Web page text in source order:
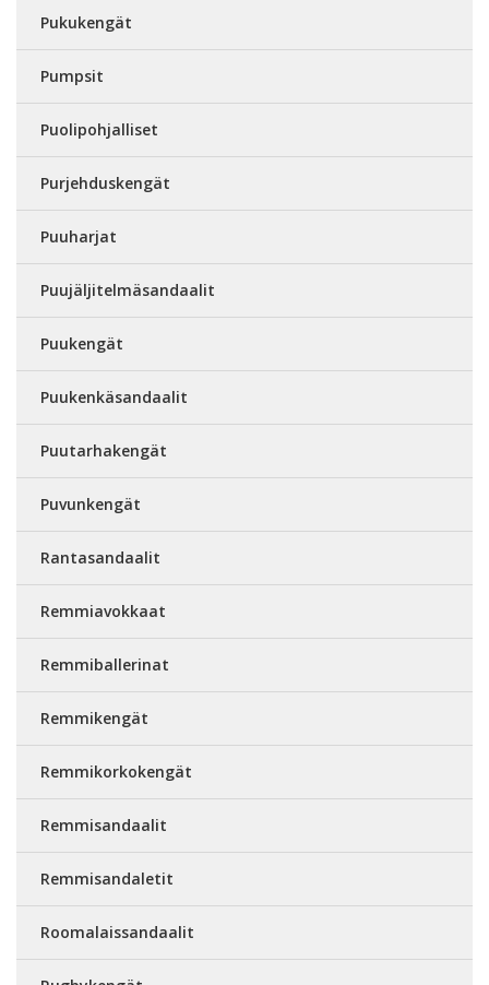
Pukukengät
Pumpsit
Puolipohjalliset
Purjehduskengät
Puuharjat
Puujäljitelmäsandaalit
Puukengät
Puukenkäsandaalit
Puutarhakengät
Puvunkengät
Rantasandaalit
Remmiavokkaat
Remmiballerinat
Remmikengät
Remmikorkokengät
Remmisandaalit
Remmisandaletit
Roomalaissandaalit